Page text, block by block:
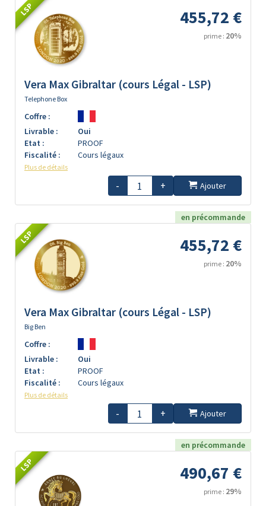
LSP 455,72 €
prime : 20%
Vera Max Gibraltar (cours Légal - LSP)
Telephone Box
Coffre :
Livrable :
Oui
Etat :
PROOF
Fiscalité :
Cours légaux
Plus de détails
- + Ajouter
en précommande
LSP 455,72 €
prime : 20%
Vera Max Gibraltar (cours Légal - LSP)
Big Ben
Coffre :
Livrable :
Oui
Etat :
PROOF
Fiscalité :
Cours légaux
Plus de détails
- + Ajouter
en précommande
LSP 490,67 €
prime : 29%